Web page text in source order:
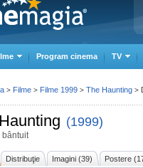
Program cinema TV
(1999)
bântuit
Distribuţie Imagini (39) Postere
> Filme > Filme 1999 > The Haunting >